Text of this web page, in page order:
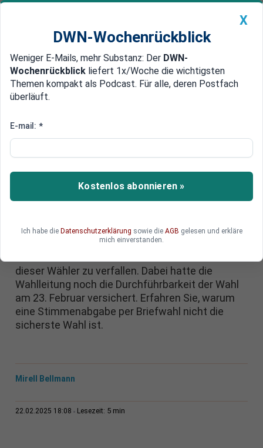
Newsticker MEIN DWN: Geldanlage Premium
Edelmetalle DWN-Magazin China
Wie wähle ich bei der
verweigert wahlberechtigten
Auslandsdeutschen ihre Stimme
abzugeben
Mehrere Auslandsdeutsche berichten, zu spät
oder bislang noch gar keine Wahlunterlagen
dieser Wähler zu verfallen. Dabei hatte die
Wahlleitung noch die Durchführbarkeit der Wahl
am 23. Februar versichert. Erfahren Sie, warum
eine Stimmenabgabe per Briefwahl nicht die
sicherste Wahl ist.
Mirell Bellmann
22.02.2025 18:08 Lesezeit: 5 min
X
DWN-Wochenrückblick
Weniger E-Mails, mehr Substanz: Der DWN-
Wochenrückblick liefert 1x/Woche die wichtigsten
Themen kompakt als Podcast. Für alle, deren Postfach
überläuft.
E-mail: *
Kostenlos abonnieren »
Ich habe die Datenschutzerklärung sowie die AGB gelesen und erkläre
mich einverstanden.